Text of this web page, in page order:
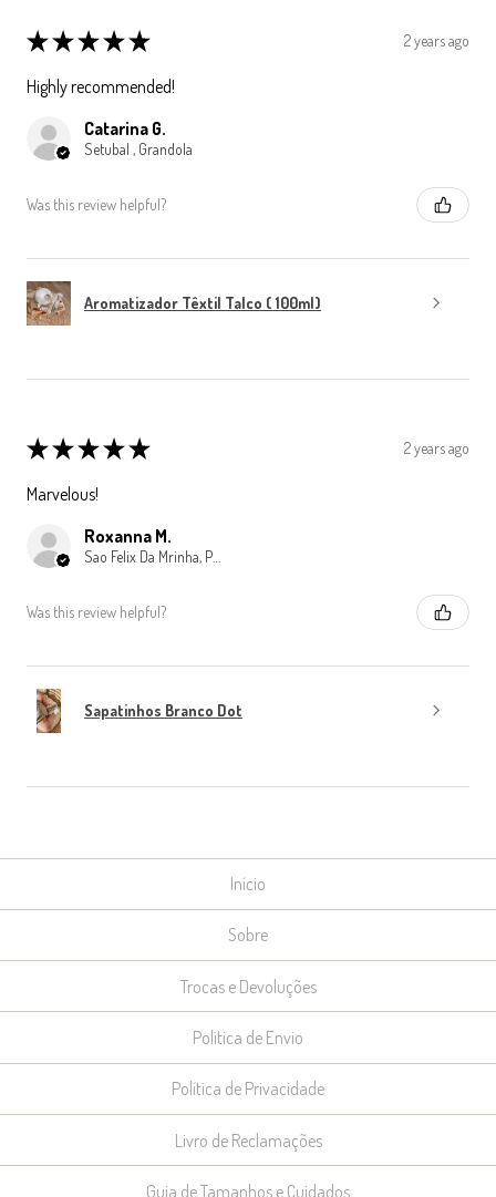
★★★★★ 2 years ago
Highly recommended!
Catarina G.
Setubal , Grandola
Was this review helpful?
Aromatizador Têxtil Talco ( 100ml)
★★★★★ 2 years ago
Marvelous!
Roxanna M.
Was this review helpful?
Sapatinhos Branco Dot
Início
Sobre
Trocas e Devoluções
Política de Envio
Política de Privacidade
Livro de Reclamações
Guia de Tamanhos e Cuidados